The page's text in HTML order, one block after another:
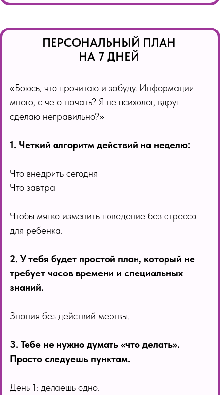
ПЕРСОНАЛЬНЫЙ ПЛАН
НА 7 ДНЕЙ
«Боюсь, что прочитаю и забуду. Информации
много, с чего начать? Я не психолог, вдруг
сделаю неправильно?»
1. Четкий алгоритм действий на неделю:
Что внедрить сегодня
Что завтра
Чтобы мягко изменить поведение без стресса
для ребенка.
2. У тебя будет простой план, который не
требует часов времени и специальных
знаний.
Знания без действий мертвы.
3. Тебе не нужно думать «что делать».
Просто следуешь пунктам.
День 1: делаешь одно.